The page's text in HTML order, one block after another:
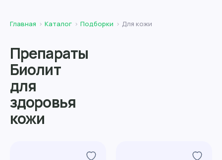
Главная Каталог Подборки Для кожи
Препараты
Биолит
для
здоровья
кожи